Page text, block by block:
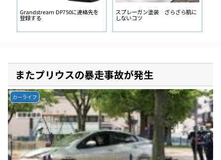
ざらざら肌に
またプリウスの暴走事故が発生
カーライフ